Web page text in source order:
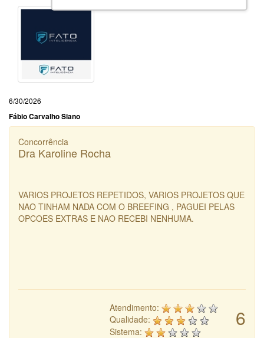
6/30/2026
Fábio Carvalho Siano
Concorrência
Dra Karoline Rocha
VARIOS PROJETOS REPETIDOS, VARIOS PROJETOS QUE
NAO TINHAM NADA COM O BREEFING , PAGUEI PELAS
OPCOES EXTRAS E NAO RECEBI NENHUMA.
6
Atendimento:
Qualidade:
Sistema: